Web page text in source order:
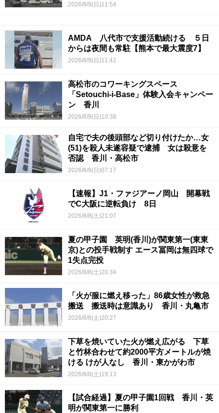
2026/8/9(日)11:54
AMDA 八代市で支援活動続ける ５日
からは夜間も常駐【熊本で最大震度7】
2026/8/9(日)11:42
高松市のコワーキングスペース
「Setouchi-i-Base」体験入会キャンペー
ン 香川
2026/8/9(日)10:38
自宅で夫の後頭部など切り付けたか…女
(51)を殺人未遂容疑で逮捕 女は殺意を
否認 香川・高松市
2026/8/9(日)07:17
【速報】J1・ファジアーノ岡山 開幕戦
でC大阪に逆転負け 8日
2026/8/8(土)21:07
夏の甲子園 英明(香川)が関東第一(東東
京)との投手戦制す エース冨岡は無四球で
1失点完投
2026/8/8(土)20:34
「火が服に燃え移った」86歳女性が救急
搬送 搬送時は意識あり 香川・丸亀市
2026/8/8(土)20:27
下草を焼いていた火が燃え広がる 下草
と竹林合わせて約2000平方メートルが焼
ける けが人なし 香川・東かがわ市
2026/8/8(土)19:13
【試合経過】夏の甲子園1回戦 香川・英
明が関東第一に勝利